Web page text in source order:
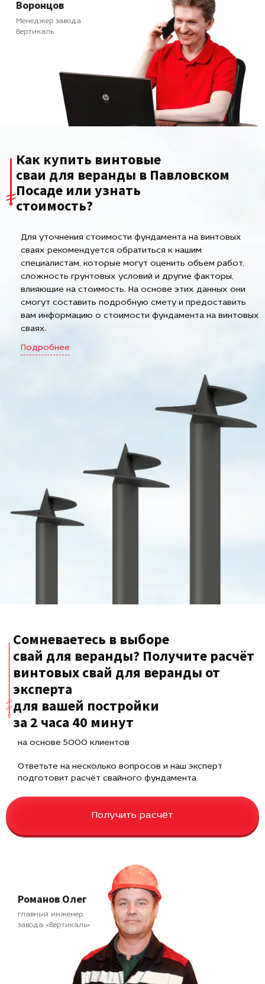
Воронцов
Менеджер завода
Вертикаль
Как купить винтовые
сваи для веранды в Павловском
Посаде или узнать
стоимость?
Для уточнения стоимости фундамента на винтовых
сваях рекомендуется обратиться к нашим
специалистам, которые могут оценить объем работ,
сложность грунтовых условий и другие факторы,
влияющие на стоимость. На основе этих данных они
смогут составить подробную смету и предоставить
вам информацию о стоимости фундамента на винтовых
сваях.
Подробнее
Сомневаетесь в выборе
свай для веранды? Получите расчёт
винтовых свай для веранды от
эксперта
для вашей постройки
за 2 часа 40 минут
на основе 5000 клиентов
Ответьте на несколько вопросов и наш эксперт
подготовит расчёт свайного фундамента
Получить расчёт
Романов Олег
главный инженер
завода «Вертикаль»